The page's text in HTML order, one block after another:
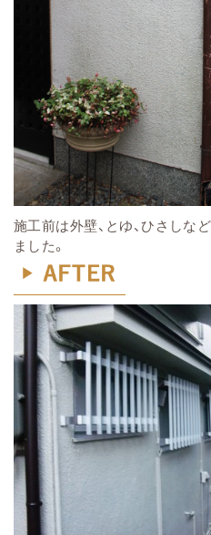
施工前は外壁、とゆ、ひさしな
ました。